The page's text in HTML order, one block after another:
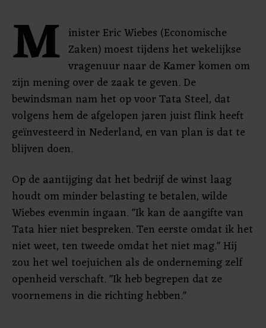
M inister Eric Wiebes (Economische
Zaken) moest tijdens het wekelijkse
vragenuur naar de Kamer komen om
zijn mening over de zaak te geven. De
bewindsman nam het op voor Tata Steel, dat
volgens hem de afgelopen jaren juist flink heeft
geïnvesteerd in Nederland, en van plan is dat te
blijven doen.
Op de aantijging dat het bedrijf de winst laag
houdt om minder belasting te betalen, wilde
Wiebes evenmin ingaan. "Ik kan de aangifte van
Tata hier niet bespreken. Ten eerste omdat ik het
niet weet, ten tweede omdat het niet mag." Hij
zou het wel toejuichen als de onderneming zelf
openheid verschaft. "Ik heb begrepen dat ze
voornemens in die richting hebben."